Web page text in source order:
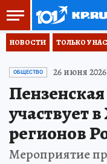
НОВОСТИ ТОЛЬКО У НАС
ОБЩЕСТВО 26 июня 2026
участвует
регионов
Мероприятие